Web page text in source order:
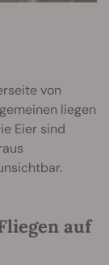
von
liegen
Eier sind
auf